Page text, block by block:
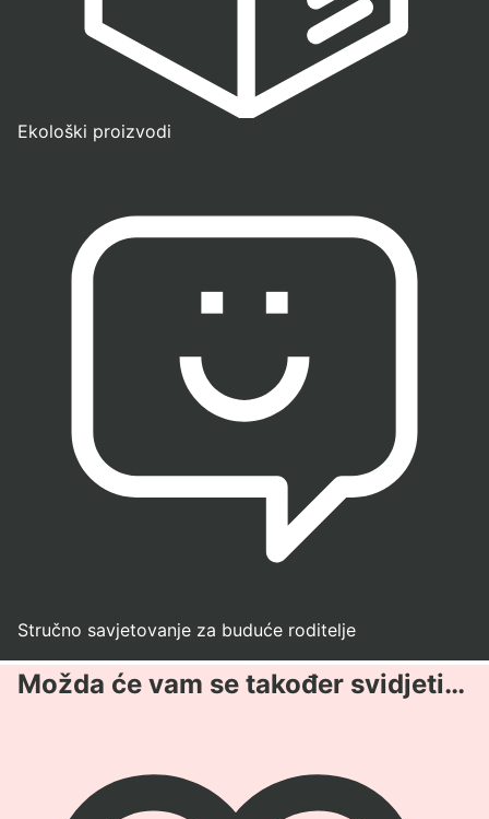
Ekološki proizvodi
Stručno savjetovanje za buduće roditelje
Možda će vam se također svidjeti…